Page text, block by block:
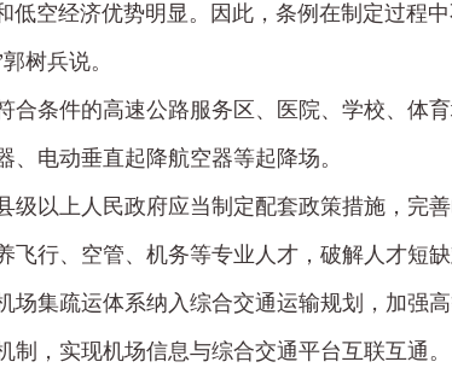
低空经济优势明显。因此，条例在制定过程
树兵说。
条件的高速公路服务区、医院、学校、体
电动垂直起降航空器等起降场。
以上人民政府应当制定配套政策措施，完
行、空管、机务等专业人才，破解人才短缺
集疏运体系纳入综合交通运输规划，加强
，实现机场信息与综合交通平台互联互通。